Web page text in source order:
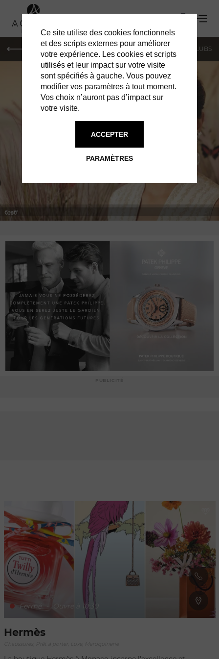
SHOPPING RESTAURANTS BARS & CLUBS
test
Graff
SHOPPING
Fermé Ouvre à 10:30
Hermès
Chaussures, Prêt à porter, Luxe, Maroquinerie
Ce site utilise des cookies fonctionnels
et des scripts externes pour améliorer
votre expérience. Les cookies et scripts
utilisés et leur impact sur votre visite
sont spécifiés à gauche. Vous pouvez
modifier vos paramètres à tout moment.
Vos choix n’auront pas d’impact sur
votre visite.
PARAMÈTRES
ACCEPTER